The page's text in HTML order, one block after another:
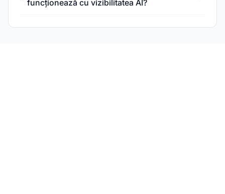
funcționează cu vizibilitatea AI?